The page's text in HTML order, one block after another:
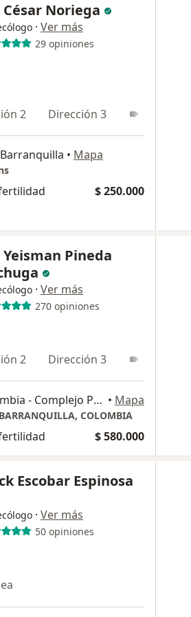
César Noriega
· Ver más
29 opiniones
2 Dirección 3
• Mapa
$ 250.000
Yeisman Pineda
· Ver más
270 opiniones
2 Dirección 3
KM2 Vía Puerto Colombia - Complejo Portoazul, Plazoleta, Barranquilla • Mapa
COLOMBIA
$ 580.000
Escobar Espinosa
· Ver más
50 opiniones